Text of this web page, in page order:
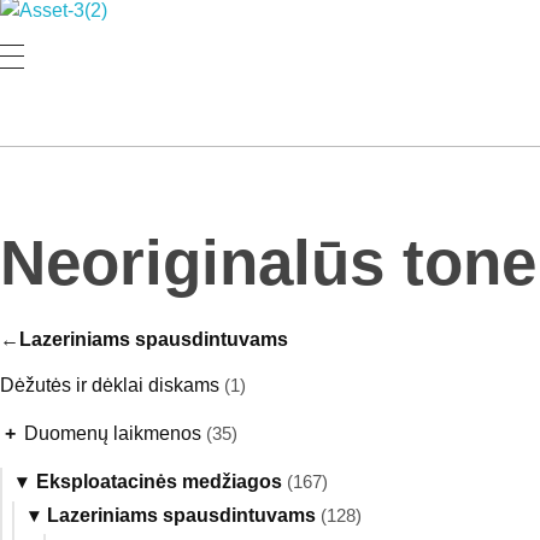
Rutana - Raštinės reikmenys
Neoriginalūs
Lazeriniams spausdintuvams
Dėžutės ir dėklai diskams (1)
+ Duomenų laikmenos (35)
▾ Eksploatacinės medžiagos (167)
▾
Lazeriniams spausdintuvams (128)